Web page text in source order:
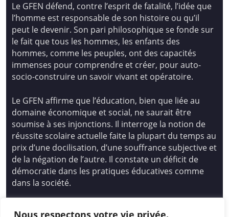
Nous respectons votre vie privée.
Le GFEN défend, contre l’esprit de fatalité, l’idée que
l’homme est responsable de son histoire ou qu’il
peut le devenir. Son pari philosophique se fonde sur
le fait que tous les hommes, les enfants des
hommes, comme les peuples, ont des capacités
immenses pour comprendre et créer, pour auto-
socio-construire un savoir vivant et opératoire.
Le GFEN affirme que l’éducation, bien que liée au
domaine économique et social, ne saurait être
soumise à ses injonctions. Il interroge la notion de
réussite scolaire actuelle faite la plupart du temps au
prix d’une docilisation, d’une souffrance subjective et
de la négation de l’autre. Il constate un déficit de
démocratie dans les pratiques éducatives comme
dans la société.